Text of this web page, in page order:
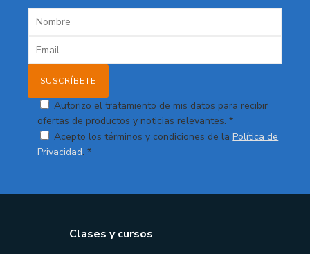
Autorizo el tratamiento de mis datos para recibir
ofertas de productos y noticias relevantes. *
Acepto los términos y condiciones de laPolítica de
Privacidad. *
Clases y cursos